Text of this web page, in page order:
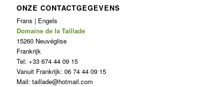
ONZE CONTACTGEGEVENS
Frans | Engels
Domaine de la Taillade
15260 Neuvéglise
Frankrijk
Tel: +33 674 44 09 15
Vanuit Frankrijk: 06 74 44 09 15
Mail: taillade@hotmail.com